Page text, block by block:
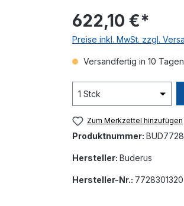
622,10 €*
Preise inkl. MwSt. zzgl.
Versandfertig in 10
Zum Merkzettel hinzufügen
Produktnummer:
Hersteller: Buderus
Hersteller-Nr.: 7728301320